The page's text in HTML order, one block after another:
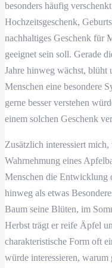
besonders häufig
Hochzeitsgeschenk,
nachhaltiges Geschenk für
geeignet sein soll. Gerade
Jahre hinweg wächst, blüht
Menschen eine besondere
gerne besser verstehen
einem solchen Geschenk
Zusätzlich interessiert
Wahrnehmung eines
Menschen die Entwicklung
hinweg als etwas
Baum seine Blüten, im
Herbst trägt er reife Äpfel
charakteristische Form oft
würde interessieren, warum